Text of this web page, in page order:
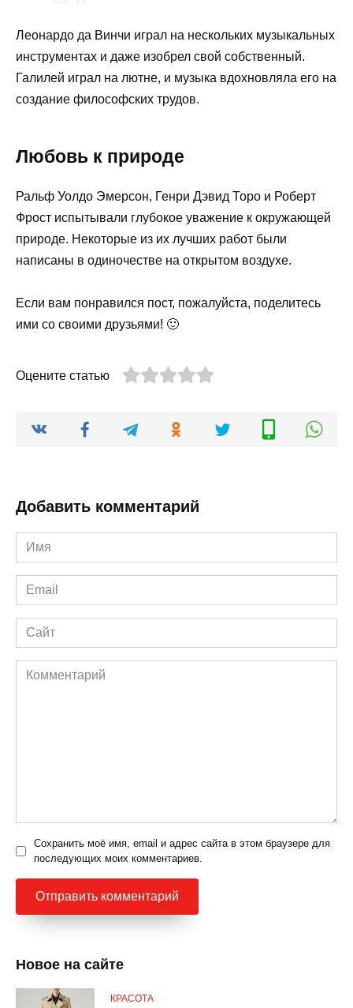
Леонардо да Винчи играл на нескольких музыкальных
инструментах и даже изобрел свой собственный.
Галилей играл на лютне, и музыка вдохновляла его на
создание философских трудов.
Любовь к природе
Ральф Уолдо Эмерсон, Генри Дэвид Торо и Роберт
Фрост испытывали глубокое уважение к окружающей
природе. Некоторые из их лучших работ были
написаны в одиночестве на открытом воздухе.
Если вам понравился пост, пожалуйста, поделитесь
ими со своими друзьями! 🙂
Оцените статью
Добавить комментарий
Имя
*
Email
*
Сайт
Комментарий
Сохранить моё имя, email и адрес сайта в этом браузере для
последующих моих комментариев.
Новое на сайте
КРАСОТА